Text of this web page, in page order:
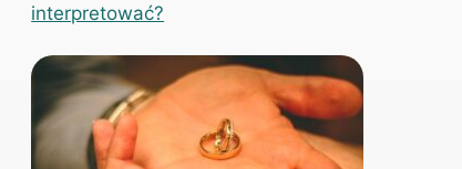
interpretować?